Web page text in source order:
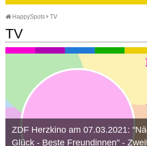
HappySpots TV
TV
ZDF Herzkino am 07.03.2021:
Glück - Beste Freundinnen" -